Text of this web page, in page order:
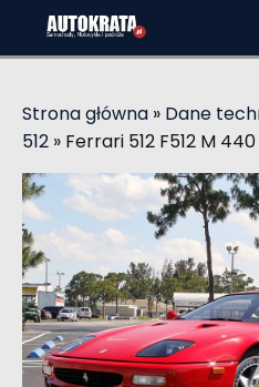
Strona główna » Dane
512 » Ferrari 512 F512 M